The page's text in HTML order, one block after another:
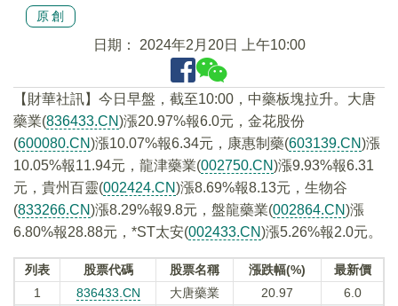
原創
日期： 2024年2月20日 上午10:00
【財華社訊】今日早盤，截至10:00，中藥板塊拉升。大唐
藥業(836433.CN)漲20.97%報6.0元，金花股份
(600080.CN)漲10.07%報6.34元，康惠制藥(603139.CN)漲
10.05%報11.94元，龍津藥業(002750.CN)漲9.93%報6.31
元，貴州百靈(002424.CN)漲8.69%報8.13元，生物谷
(833266.CN)漲8.29%報9.8元，盤龍藥業(002864.CN)漲
6.80%報28.88元，*ST太安(002433.CN)漲5.26%報2.0元。
列表 股票代碼 股票名稱 漲跌幅(%)
最新價
1
836433.CN 大唐藥業 20.97
6.0